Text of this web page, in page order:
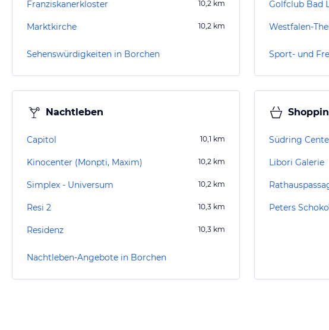
Franziskanerkloster 10,2 km
Marktkirche 10,2 km
Sehenswürdigkeiten in Borchen
Golfclub Bad
Westfalen-
Sport- und
Nachtleben
Capitol 10,1 km
Kinocenter (Monpti, Maxim) 10,2 km
Simplex - Universum 10,2 km
Resi 2 10,3 km
Residenz 10,3 km
Nachtleben-Angebote in Borchen
Südring
Libori Galerie
Peters